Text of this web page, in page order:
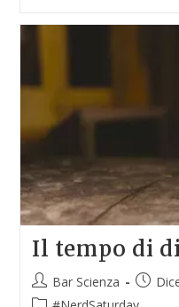
Il tempo di
Bar Scienza